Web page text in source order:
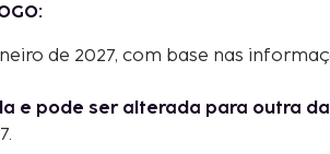
de 2027, com base nas
e pode ser alterada para outra